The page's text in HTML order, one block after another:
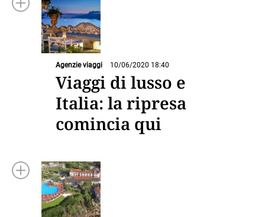
Agenzie viaggi 10/06/2020 18:40
Viaggi di lusso e
Italia: la ripresa
comincia qui